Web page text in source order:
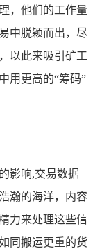
，他们的工作量
中脱颖而出，尽
以此来吸引矿工
用更高的“筹码”
影响,交易数据
瀚的海洋，内容
力来处理这些信
同搬运更重的货